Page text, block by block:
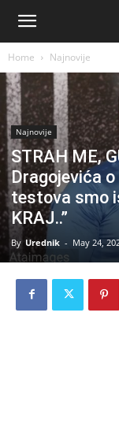
Home Najnovije
Najnovije
STRAH ME,
Dragojevića
testova smo
KRAJ..”
By Urednik - May 24,